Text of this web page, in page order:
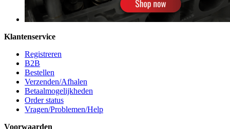
Klantenservice
Registreren
B2B
Bestellen
Verzenden/Afhalen
Betaalmogelijkheden
Order status
Vragen/Problemen/Help
Voorwaarden